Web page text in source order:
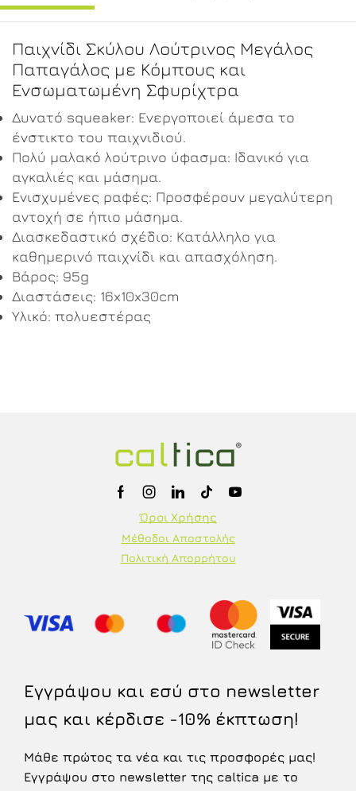
Παιχνίδι Σκύλου Λούτρινος Μεγάλος
Παπαγάλος με Κόμπους και
Ενσωματωμένη Σφυρίχτρα
Δυνατό squeaker: Ενεργοποιεί άμεσα το
ένστικτο του παιχνιδιού.
Πολύ μαλακό λούτρινο ύφασμα: Ιδανικό για
αγκαλιές και μάσημα.
Ενισχυμένες ραφές: Προσφέρουν μεγαλύτερη
αντοχή σε ήπιο μάσημα.
Διασκεδαστικό σχέδιο: Κατάλληλο για
καθημερινό παιχνίδι και απασχόληση.
Βάρος: 95g
Διαστάσεις: 16x10x30cm
Υλικό: πολυεστέρας
Όροι Χρήσης
Μέθοδοι Αποστολής
Πολιτική Απορρήτου
Εγγράψου και εσύ στο newsletter
μας και κέρδισε -10% έκπτωση!
Μάθε πρώτος τα νέα και τις προσφορές μας!
Εγγράψου στο newsletter της caltica με το